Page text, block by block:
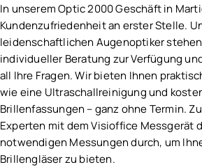
In unserem Optic 2000 Geschäft in
Kundenzufriedenheit an erster Stelle.
leidenschaftlichen Augenoptiker
individueller Beratung zur Verfügung
all Ihre Fragen. Wir bieten Ihnen
wie eine Ultraschallreinigung und
Brillenfassungen – ganz ohne Termin.
Experten mit dem Visioffice Messgerät
notwendigen Messungen durch, um
Brillengläser zu bieten.